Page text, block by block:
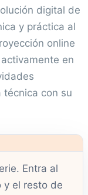
digital de
y práctica al
online
en
técnica con su
Entra al
y el resto de